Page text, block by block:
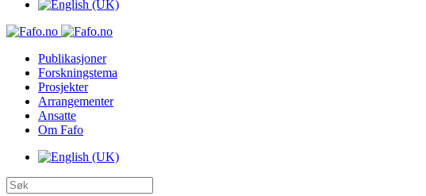
Publikasjoner
Forskningstema
Prosjekter
Arrangementer
Ansatte
Om Fafo